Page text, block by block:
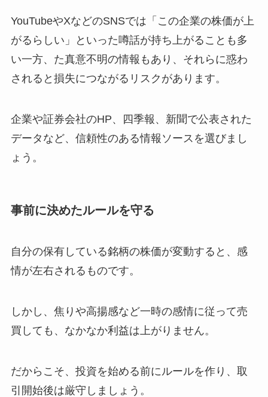
YouTubeやXなどのSNSでは「この企業の株価が上
がるらしい」といった噂話が持ち上がることも多
い一方、た真意不明の情報もあり、それらに惑わ
されると損失につながるリスクがあります。
企業や証券会社のHP、四季報、新聞で公表された
データなど、信頼性のある情報ソースを選びまし
ょう。
事前に決めたルールを守る
自分の保有している銘柄の株価が変動すると、感
情が左右されるものです。
しかし、焦りや高揚感など一時の感情に従って売
買しても、なかなか利益は上がりません。
だからこそ、投資を始める前にルールを作り、取
引開始後は厳守しましょう。